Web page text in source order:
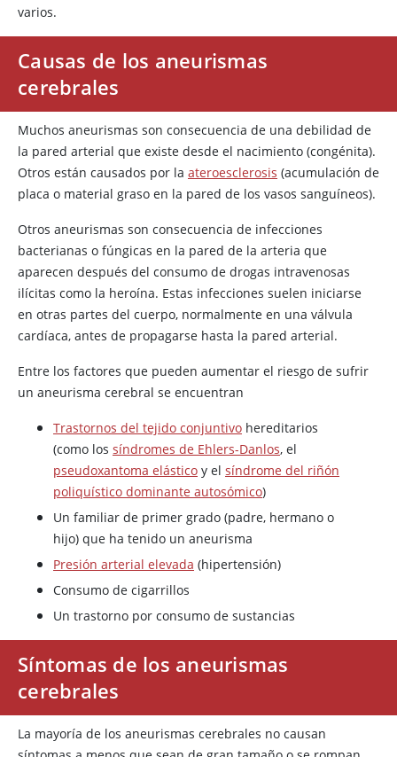
varios.
Causas de los aneurismas
cerebrales
Muchos aneurismas son consecuencia de una debilidad de
la pared arterial que existe desde el nacimiento (congénita).
Otros están causados por la ateroesclerosis (acumulación de
placa o material graso en la pared de los vasos sanguíneos).
Otros aneurismas son consecuencia de infecciones
bacterianas o fúngicas en la pared de la arteria que
aparecen después del consumo de drogas intravenosas
ilícitas como la heroína. Estas infecciones suelen iniciarse
en otras partes del cuerpo, normalmente en una válvula
cardíaca, antes de propagarse hasta la pared arterial.
Entre los factores que pueden aumentar el riesgo de sufrir
un aneurisma cerebral se encuentran
Trastornos del tejido conjuntivo hereditarios
(como los síndromes de Ehlers-Danlos, el
pseudoxantoma elástico y el síndrome del riñón
poliquístico dominante autosómico)
Un familiar de primer grado (padre, hermano o
hijo) que ha tenido un aneurisma
Presión arterial elevada (hipertensión)
Consumo de cigarrillos
Un trastorno por consumo de sustancias
Síntomas de los aneurismas
cerebrales
La mayoría de los aneurismas cerebrales no causan